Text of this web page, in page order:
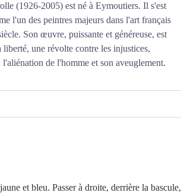
(1926-2005) est né à Eymoutiers. Il s'est
l'un des peintres majeurs dans l'art français
Son œuvre, puissante et généreuse, est
liberté, une révolte contre les injustices,
l'aliénation de l'homme et son aveuglement.
et bleu. Passer à droite, derrière la bascule,